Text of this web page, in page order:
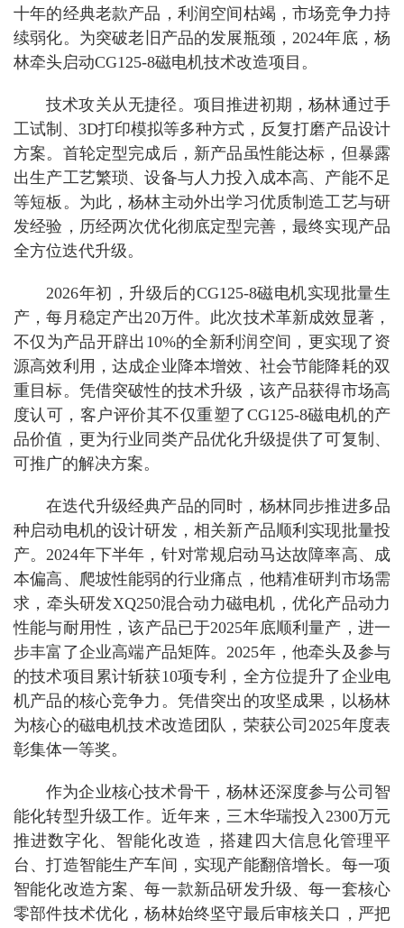
十年的经典老款产品，利润空间枯竭，市场竞争力持
续弱化。为突破老旧产品的发展瓶颈，2024年底，杨
林牵头启动CG125-8磁电机技术改造项目。
技术攻关从无捷径。项目推进初期，杨林通过手
工试制、3D打印模拟等多种方式，反复打磨产品设计
方案。首轮定型完成后，新产品虽性能达标，但暴露
出生产工艺繁琐、设备与人力投入成本高、产能不足
等短板。为此，杨林主动外出学习优质制造工艺与研
发经验，历经两次优化彻底定型完善，最终实现产品
全方位迭代升级。
2026年初，升级后的CG125-8磁电机实现批量生
产，每月稳定产出20万件。此次技术革新成效显著，
不仅为产品开辟出10%的全新利润空间，更实现了资
源高效利用，达成企业降本增效、社会节能降耗的双
重目标。凭借突破性的技术升级，该产品获得市场高
度认可，客户评价其不仅重塑了CG125-8磁电机的产
品价值，更为行业同类产品优化升级提供了可复制、
可推广的解决方案。
在迭代升级经典产品的同时，杨林同步推进多品
种启动电机的设计研发，相关新产品顺利实现批量投
产。2024年下半年，针对常规启动马达故障率高、成
本偏高、爬坡性能弱的行业痛点，他精准研判市场需
求，牵头研发XQ250混合动力磁电机，优化产品动力
性能与耐用性，该产品已于2025年底顺利量产，进一
步丰富了企业高端产品矩阵。2025年，他牵头及参与
的技术项目累计斩获10项专利，全方位提升了企业电
机产品的核心竞争力。凭借突出的攻坚成果，以杨林
为核心的磁电机技术改造团队，荣获公司2025年度表
彰集体一等奖。
作为企业核心技术骨干，杨林还深度参与公司智
能化转型升级工作。近年来，三木华瑞投入2300万元
推进数字化、智能化改造，搭建四大信息化管理平
台、打造智能生产车间，实现产能翻倍增长。每一项
智能化改造方案、每一款新品研发升级、每一套核心
零部件技术优化，杨林始终坚守最后审核关口，严把